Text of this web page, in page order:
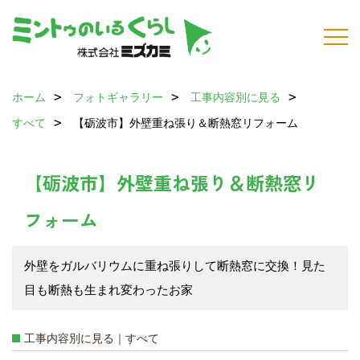
ホーム フォトギャラリー
工事内容別に見る
すべて
【砺波市】外壁重ね張り＆断熱窓リフォーム
【砺波市】外壁重ね張り＆断熱窓リ
フォーム
外壁をガルバリウムに重ね張りして断熱窓に交換！見た
目も断熱も生まれ変わったお家
工事内容別に見る｜すべて